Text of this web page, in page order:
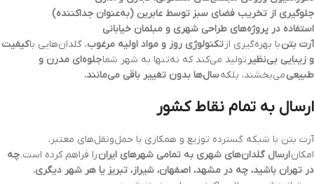
جلوگیری از تخریب فضای سبز توسط عابرین (به‌عنوان جداکننده)
استفاده در پروژه‌های طراحی شهری و مبلمان خیابانی
آرت بتنبا بهره‌گیری ازتکنولوژی روز و مواد اولیه مرغوب، گلدان‌هایی باکیفیت
و زیبایی بی‌نظیرتولید می‌کند که نه‌تنها به شهر شماجلوه‌ای مدرن و
طبیعیمی‌بخشند، بلکهسال‌ها بدون تغییر باقی می‌مانند.
ارسال به تمام نقاط کشور
آرت بتن با شبکه گسترده توزیع و همکاری با حمل‌ونقل‌های معتبر،
امکانارسال گلدان‌های شهری به تمامی شهرهای ایرانرا فراهم کرده است.چه
در تهران باشید، چه در مشهد، اصفهان، شیراز، تبریز یا هر شهر دیگری،